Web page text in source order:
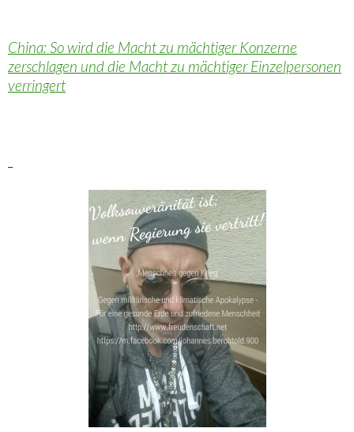
China: So wird die Macht zu mächtiger Konzerne
zerschlagen und die Macht zu mächtiger Einzelpersonen
verringert